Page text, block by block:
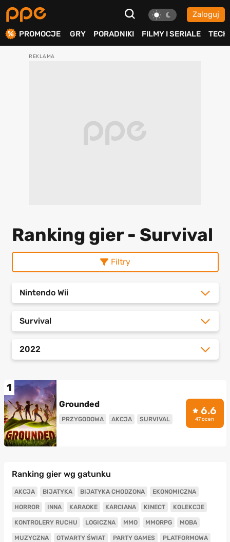
Zaloguj
PROMOCJE GRY PORADNIKI FILMY I SERIALE TECH
Ranking gier - Survival
Filtry
Nintendo Wii
Survival
2022
1
Grounded
PRZYGODOWA AKCJA SURVIVAL
6.6
47 ocen
Ranking gier wg gatunku
AKCJA BIJATYKA BIJATYKA CHODZONA EKONOMICZNA
HORROR INNA KARAOKE KARCIANA KINECT KOLEKCJE
KONTROLERY RUCHU LOGICZNA MMO MMORPG MOBA
MUZYCZNA OTWARTY ŚWIAT PARTY GAMES PLATFORMOWA